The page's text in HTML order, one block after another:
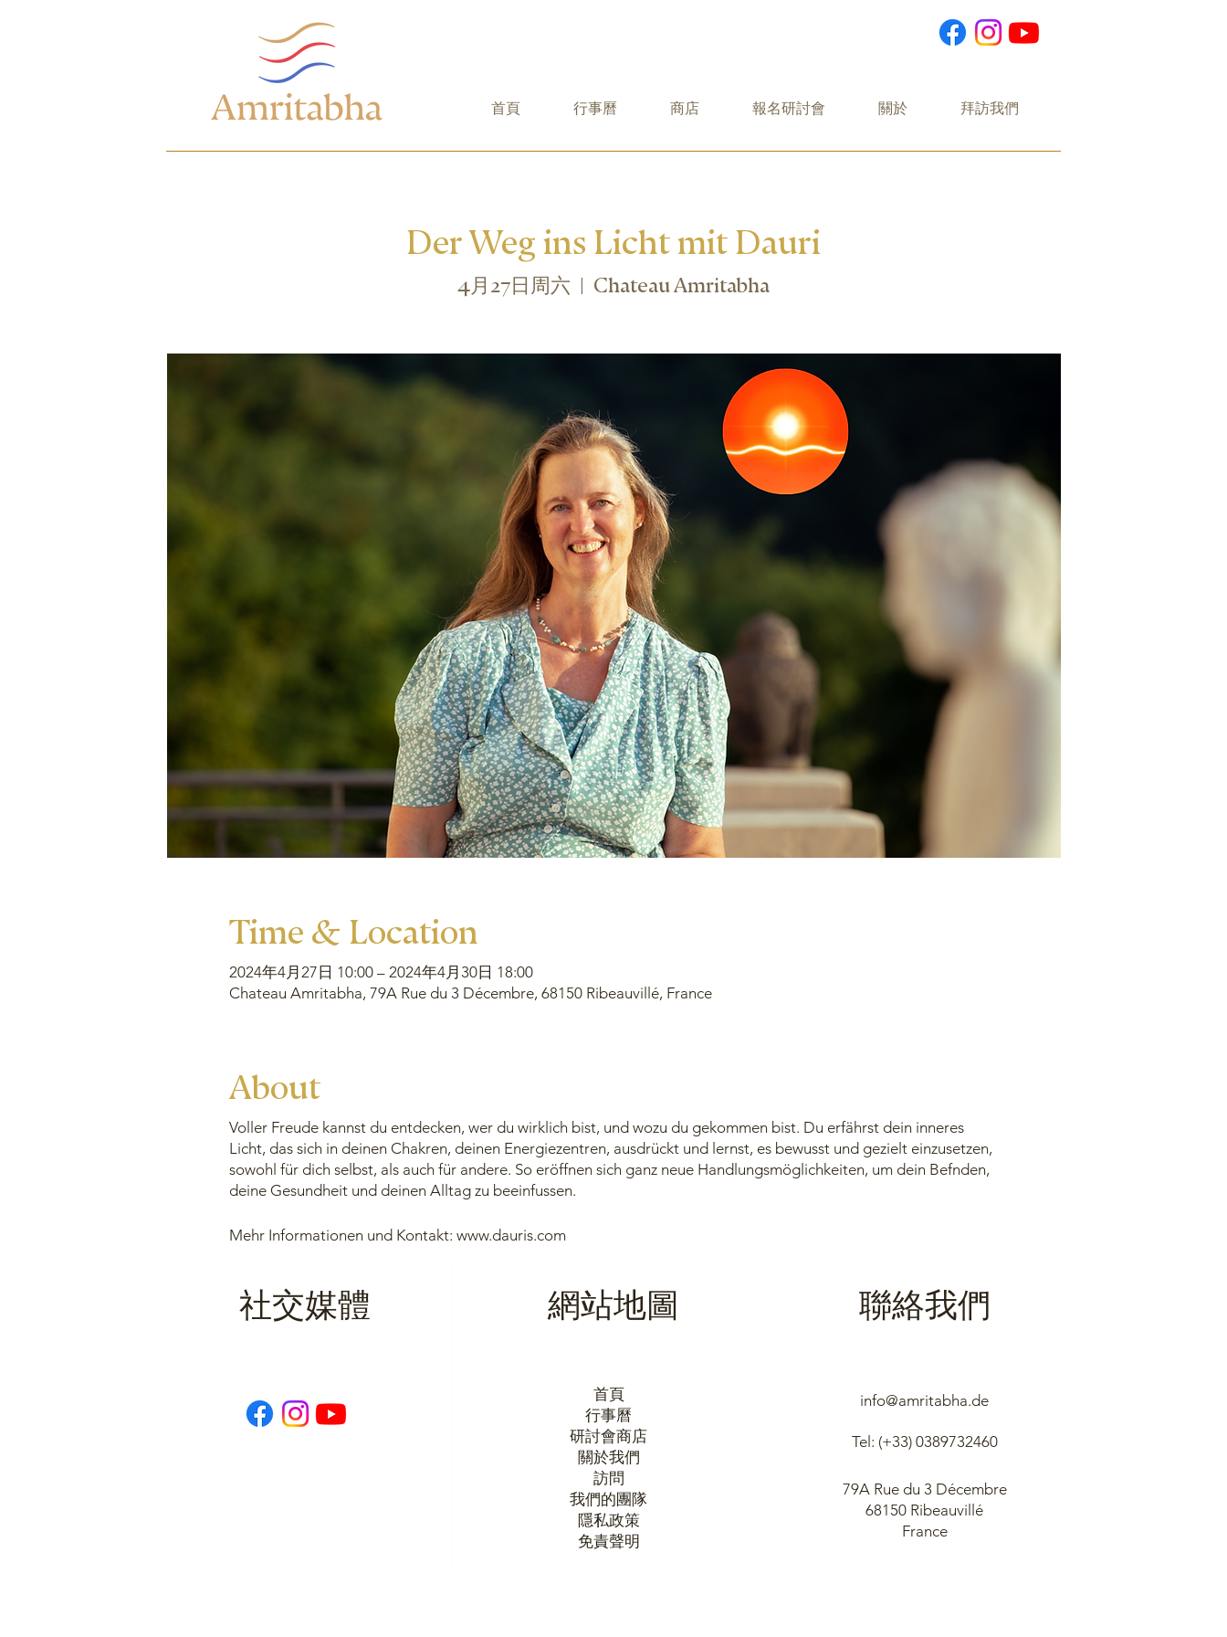
首頁 行事曆 商店 報名研討會 關於 拜訪我們
Der Weg ins Licht mit Dauri
4月27日周六
  |
Chateau Amritabha
Time & Location
2024年4月27日 10:00 – 2024年4月30日 18:00
Chateau Amritabha, 79A Rue du 3 Décembre, 68150 Ribeauvillé, France
About
Voller Freude kannst du entdecken, wer du wirklich bist, und wozu du gekommen bist. Du erfährst dein inneres
Licht, das sich in deinen Chakren, deinen Energiezentren, ausdrückt und lernst, es bewusst und gezielt einzusetzen,
sowohl für dich selbst, als auch für andere. So eröffnen sich ganz neue Handlungsmöglichkeiten, um dein Befnden,
deine Gesundheit und deinen Alltag zu beeinfussen.
Mehr Informationen und Kontakt: www.dauris.com
網站地圖
社交媒體 聯絡我們
79A Rue du 3 Décembre
68150 Ribeauvillé
France
Tel: (+33) 0389732460
info@amritabha.de
首頁
行事曆
研討會商店
關於我們
訪問
我們的團隊
隱私政策
​免責聲明